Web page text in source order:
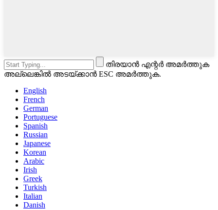
തിരയാൻ എന്റർ അമർത്തുക
അല്ലെങ്കിൽ അടയ്ക്കാൻ ESC അമർത്തുക.
English
French
German
Portuguese
Spanish
Russian
Japanese
Korean
Arabic
Irish
Greek
Turkish
Italian
Danish